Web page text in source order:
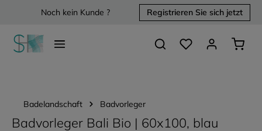
springenNoch kein Kunde ? Registrieren Sie sich jetzt
Du hast 0 Produkte
Badelandschaft Badvorleger
Badvorleger Bali Bio | 60x100, blau